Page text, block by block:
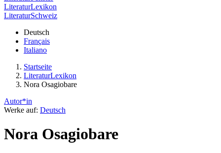
LiteraturLexikon
LiteraturSchweiz
Deutsch
Français
Italiano
Startseite
LiteraturLexikon
Nora Osagiobare
Autor*in
Werke auf: Deutsch
Nora Osagiobare